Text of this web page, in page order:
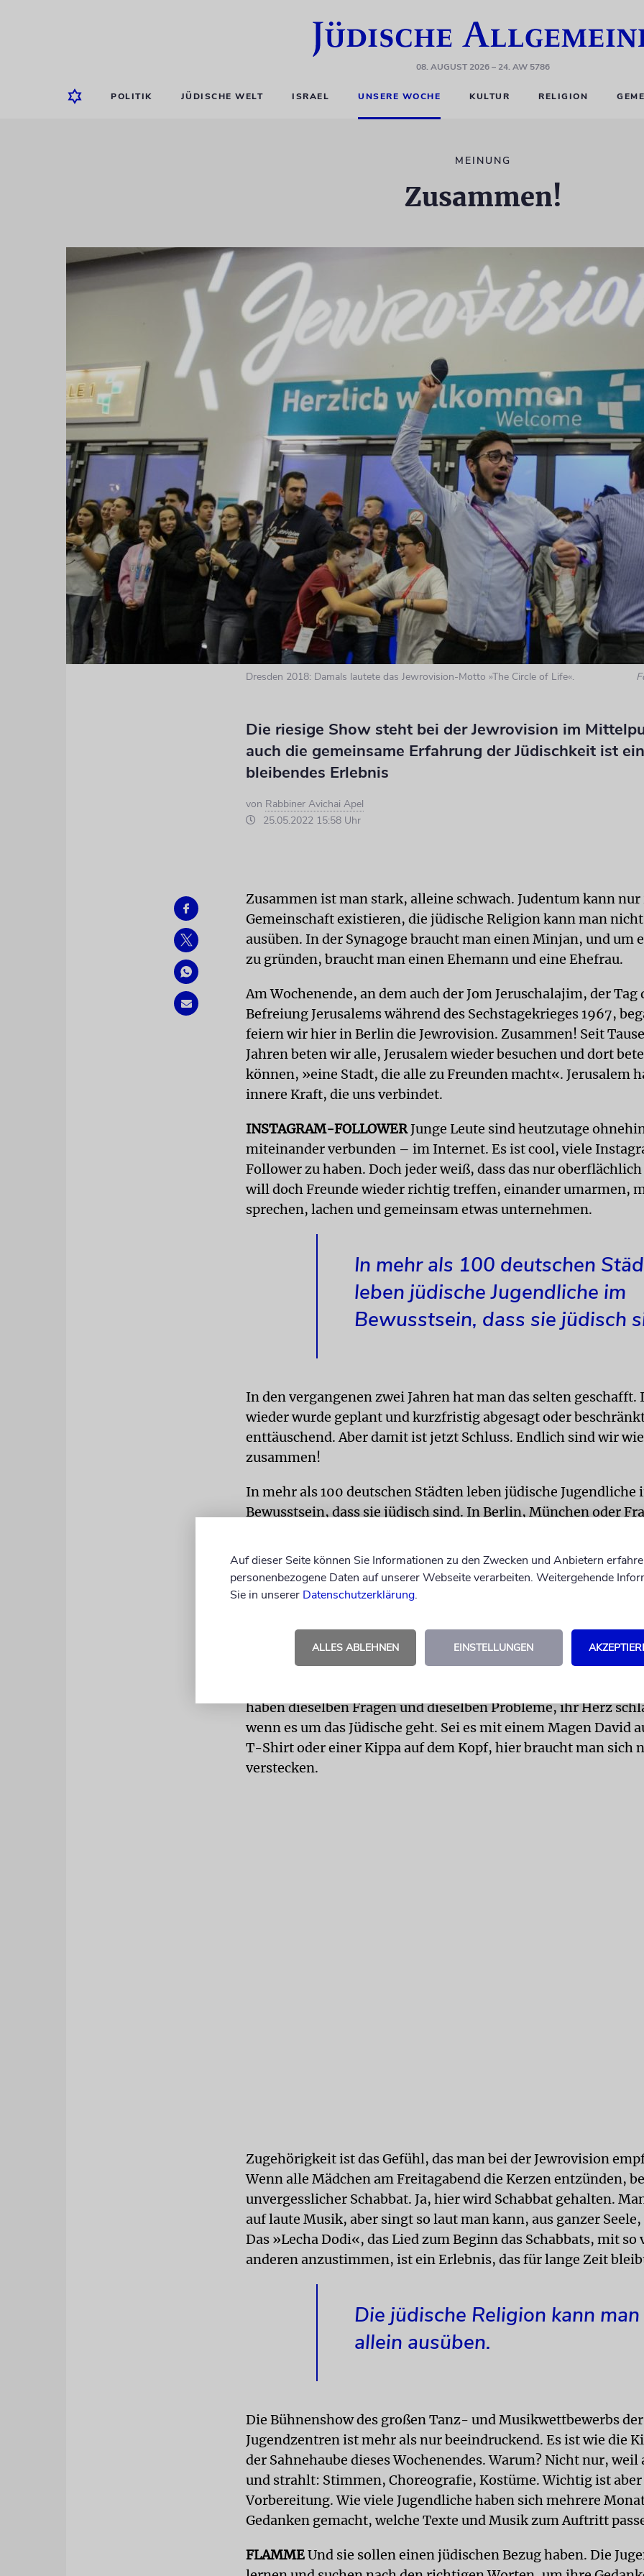
08. AUGUST 2026– 24. AW 5786
POLITIK JÜDISCHE WELT ISRAEL UNSERE WOCHE KULTUR RELIGION
MEINUNG
Zusammen!
Dresden 2018: Damals lautete das Jewrovision-Motto »The Circle of Life«.
Die riesige Show steht bei der Jewrovision im
auch die gemeinsame Erfahrung der Jüdischkeit ist ein
bleibendes Erlebnis
von Rabbiner Avichai Apel
25.05.2022 15:58 Uhr
Zusammen ist man stark, alleine schwach. Judentum kann
Gemeinschaft existieren, die jüdische Religion kann man
ausüben. In der Synagoge braucht man einen Minjan, und um
zu gründen, braucht man einen Ehemann und eine Ehefrau.
Am Wochenende, an dem auch der Jom Jeruschalajim, der Tag
Befreiung Jerusalems während des Sechstagekrieges 1967,
feiern wir hier in Berlin die Jewrovision. Zusammen! Seit
Jahren beten wir alle, Jerusalem wieder besuchen und dort
können, »eine Stadt, die alle zu Freunden macht«. Jerusalem
innere Kraft, die uns verbindet.
INSTAGRAM-FOLLOWERJunge Leute sind heutzutage
miteinander verbunden – im Internet. Es ist cool, viele
Follower zu haben. Doch jeder weiß, dass das nur
will doch Freunde wieder richtig treffen, einander umarmen,
sprechen, lachen und gemeinsam etwas unternehmen.
In mehr als 100 deutschen
leben jüdische Jugendliche im
Bewusstsein, dass sie jüdisch
In den vergangenen zwei Jahren hat man das selten geschafft.
wieder wurde geplant und kurzfristig abgesagt oder
enttäuschend. Aber damit ist jetzt Schluss. Endlich sind wir
zusammen!
In mehr als 100 deutschen Städten leben jüdische Jugendliche
Bewusstsein, dass sie jüdisch sind. In Berlin, München oder
haben viele keine anderen jüdischen Gleichaltrigen. Sie fühlen
Jude, der auf eine Insel kommt und meint, er sei der letzte Jude
Welt. Da setzt man sich mit der Frage auseinander, was einem
allein ist.
MAGEN DAVIDDa ist die Jewrovision wie ein Blitz in dunkler
haben dieselben Fragen und dieselben Probleme, ihr Herz
wenn es um das Jüdische geht. Sei es mit einem Magen David
T-Shirt oder einer Kippa auf dem Kopf, hier braucht man sich
verstecken.
Zugehörigkeit ist das Gefühl, das man bei der Jewrovision
Wenn alle Mädchen am Freitagabend die Kerzen entzünden,
unvergesslicher Schabbat. Ja, hier wird Schabbat gehalten.
auf laute Musik, aber singt so laut man kann, aus ganzer Seele,
Das »Lecha Dodi«, das Lied zum Beginn das Schabbats, mit so
anderen anzustimmen, ist ein Erlebnis, das für lange Zeit
Die jüdische Religion kann
allein ausüben.
Die Bühnenshow des großen Tanz- und Musikwettbewerbs
Jugendzentren ist mehr als nur beeindruckend. Es ist wie die
der Sahnehaube dieses Wochenendes. Warum? Nicht nur,
und strahlt: Stimmen, Choreografie, Kostüme. Wichtig ist aber
Vorbereitung. Wie viele Jugendliche haben sich mehrere
Gedanken gemacht, welche Texte und Musik zum Auftritt
FLAMMEUnd sie sollen einen jüdischen Bezug haben. Die
Auf dieser Seite können Sie Informationen zu den Zwecken und Anbietern
personenbezogene Daten auf unserer Webseite verarbeiten. Weitergehende
Sie in unserer Datenschutzerklärung.
ALLES ABLEHNEN EINSTELLUNGEN